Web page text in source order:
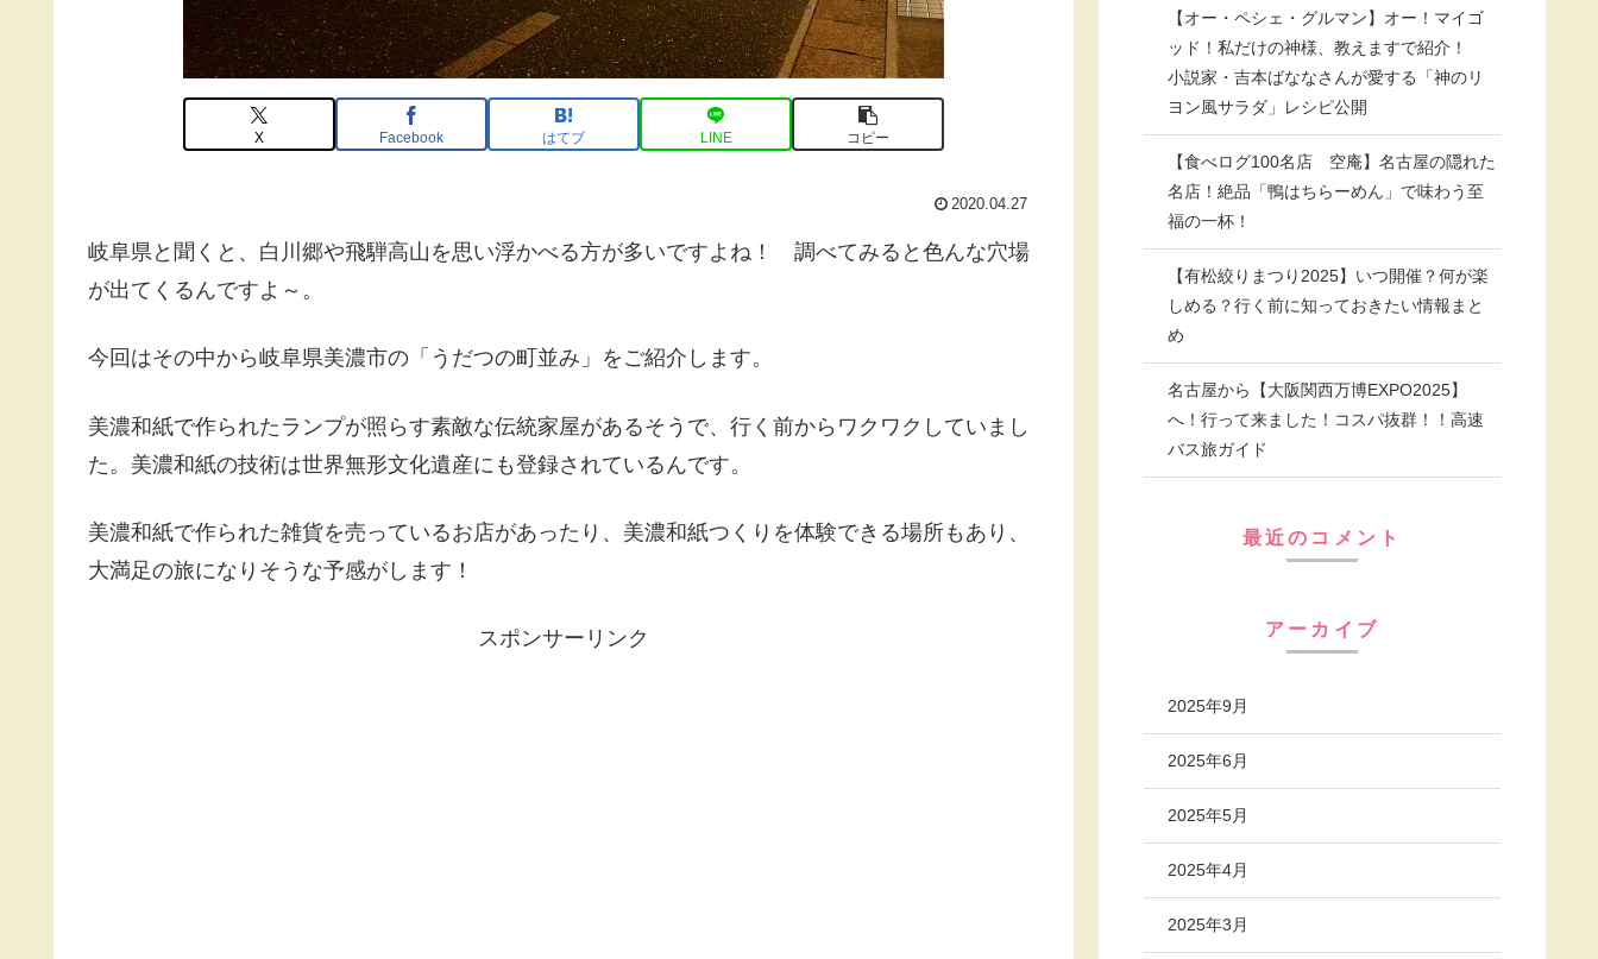
X Facebook はてブ LINE コピー
2020.04.27
岐阜県と聞くと、白川郷や飛騨高山を思い浮かべる方が多いですよね！ 調べてみると色んな穴場
が出てくるんですよ～。
今回はその中から岐阜県美濃市の「うだつの町並み」をご紹介します。
美濃和紙で作られたランプが照らす素敵な伝統家屋があるそうで、行く前からワクワクしていまし
た。美濃和紙の技術は世界無形文化遺産にも登録されているんです。
美濃和紙で作られた雑貨を売っているお店があったり、美濃和紙つくりを体験できる場所もあり、
大満足の旅になりそうな予感がします！
スポンサーリンク
【オー・ペシェ・グルマン】オー！マイゴ
ッド！私だけの神様、教えますで紹介！
小説家・吉本ばななさんが愛する「神のリ
ヨン風サラダ」レシピ公開
【食べログ100名店 空庵】名古屋の隠れた
名店！絶品「鴨はちらーめん」で味わう至
福の一杯！
【有松絞りまつり2025】いつ開催？何が楽
しめる？行く前に知っておきたい情報まと
め
名古屋から【大阪関西万博EXPO2025】
へ！行って来ました！コスパ抜群！！高速
バス旅ガイド
最近のコメント
アーカイブ
2025年9月
2025年6月
2025年5月
2025年4月
2025年3月